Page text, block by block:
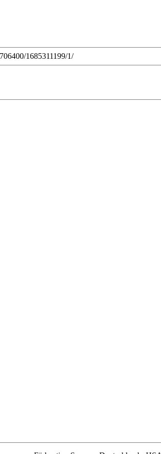
1685311199/1/